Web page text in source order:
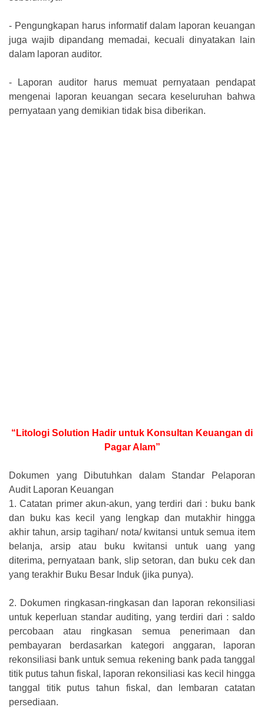
- Pengungkapan harus informatif dalam laporan keuangan
juga wajib dipandang memadai, kecuali dinyatakan lain
dalam laporan auditor.
-
Laporan auditor harus memuat pernyataan pendapat
mengenai laporan keuangan secara keseluruhan bahwa
pernyataan yang demikian tidak bisa diberikan.
“Litologi Solution Hadir untuk Konsultan Keuangan di
Pagar Alam”
Dokumen yang Dibutuhkan dalam Standar Pelaporan
Audit Laporan Keuangan
1. Catatan primer akun-akun, yang terdiri dari : buku bank
dan buku kas kecil yang lengkap dan mutakhir hingga
akhir tahun, arsip tagihan/ nota/ kwitansi untuk semua item
belanja, arsip atau buku kwitansi untuk uang yang
diterima, pernyataan bank, slip setoran, dan buku cek dan
yang terakhir Buku Besar Induk (jika punya).
2. Dokumen ringkasan-ringkasan dan laporan rekonsiliasi
untuk keperluan standar auditing, yang terdiri dari : saldo
percobaan atau ringkasan semua penerimaan dan
pembayaran berdasarkan kategori anggaran, laporan
rekonsiliasi bank untuk semua rekening bank pada tanggal
titik putus tahun fiskal, laporan rekonsiliasi kas kecil hingga
tanggal titik putus tahun fiskal, dan lembaran catatan
persediaan.